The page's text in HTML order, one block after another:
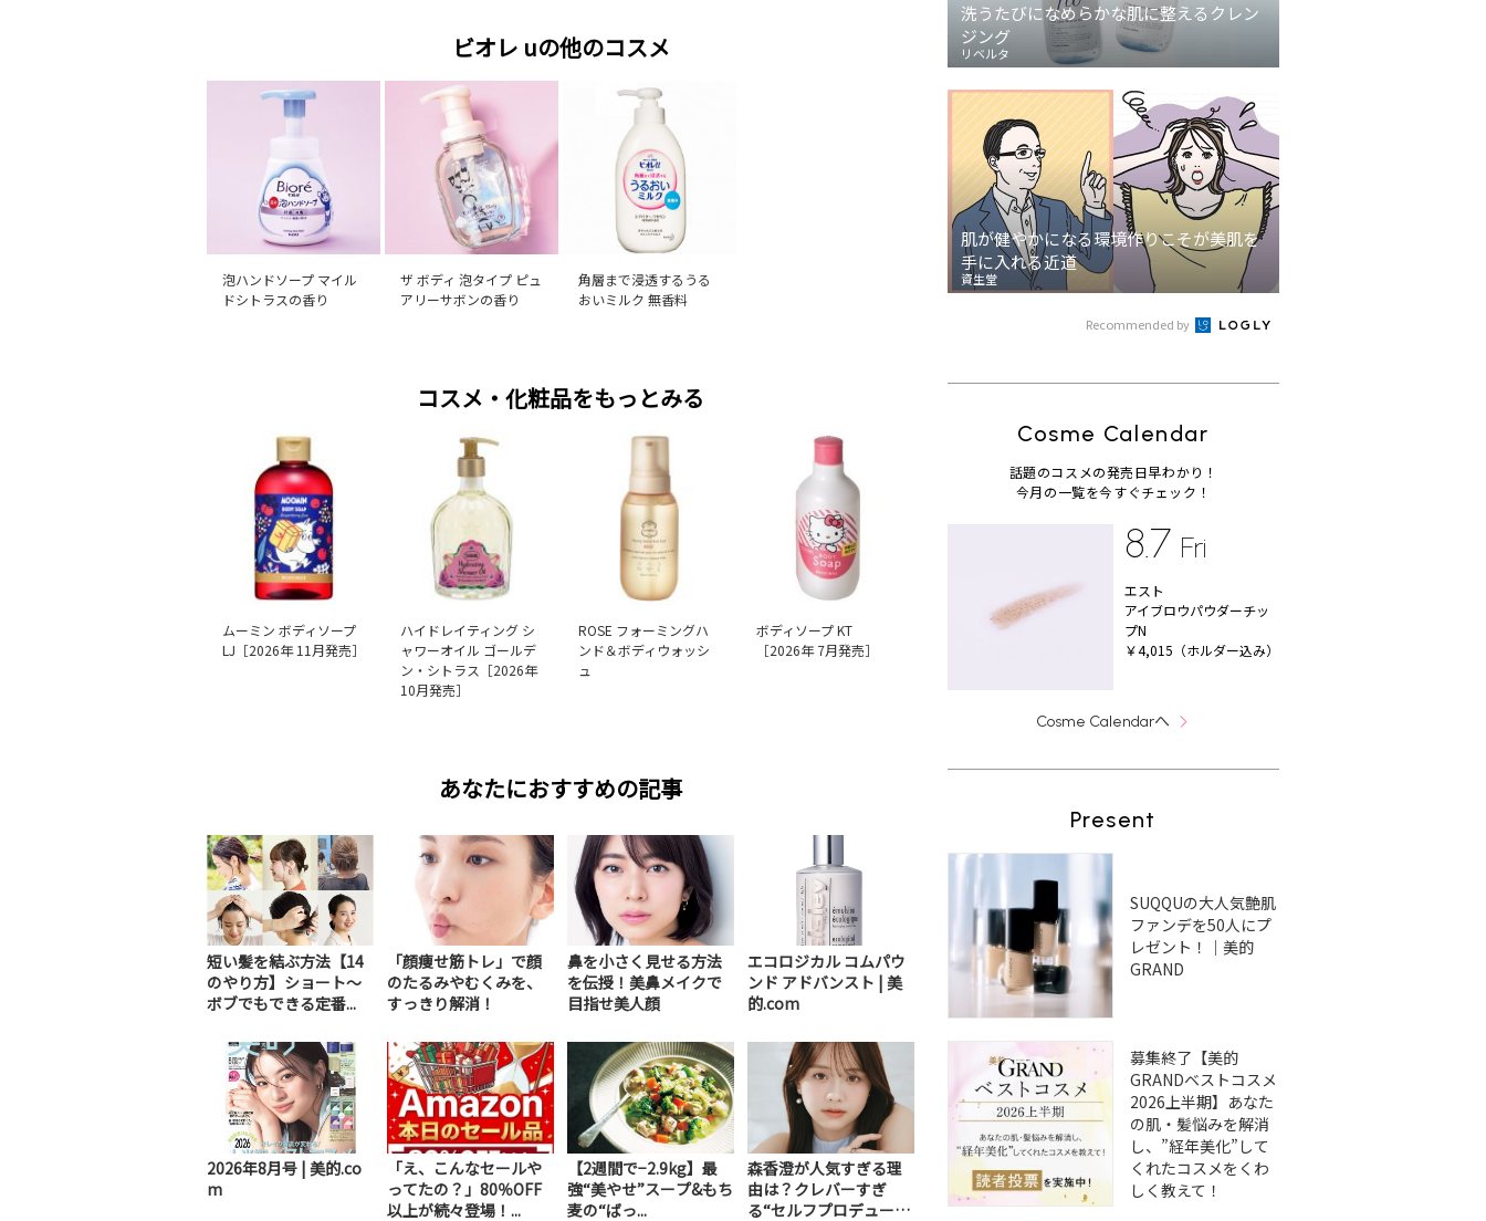
ビオレ uの他のコスメ
泡ハンドソープ マイル
ドシトラスの香り
ザ ボディ 泡タイプ ピュ
アリーサボンの香り
角層まで浸透するうる
おいミルク 無香料
コスメ・化粧品をもっとみる
ムーミン ボディソープ
LJ［2026年 11月発売］
ハイドレイティング シ
ャワーオイル ゴールデ
ン・シトラス［2026年
10月発売］
ROSE フォーミングハ
ンド＆ボディウォッシ
ュ
ボディソープ KT
［2026年 7月発売］
あなたにおすすめの記事
短い髪を結ぶ方法【14
のやり方】ショート～
ボブでもできる定番...
「顔痩せ筋トレ」で顔
のたるみやむくみを、
すっきり解消！
鼻を小さく見せる方法
を伝授！美鼻メイクで
目指せ美人顔
エコロジカル コムパウ
ンド アドバンスト | 美
的.com
2026年8月号 | 美的.co
m
「え、こんなセールや
ってたの？」80％OFF
以上が続々登場！...
【2週間で−2.9kg】最
強“美やせ”スープ&もち
麦の“ばっ...
森香澄が人気すぎる理
由は？クレバーすぎ
る“セルフプロデュー
洗うたびになめらかな肌に整えるクレン
ジング
リベルタ
肌が健やかになる環境作りこそが美肌を
手に入れる近道
資生堂
Recommended by
Cosme Calendar
話題のコスメの発売日早わかり！
今月の一覧を今すぐチェック！
8.7 Fri
エスト
アイブロウパウダーチッ
プN
￥4,015（ホルダー込み）
Cosme Calendarへ
Present
SUQQUの大人気艶肌
ファンデを50人にプ
レゼント！｜美的
GRAND
募集終了【美的
GRANDベストコスメ
2026上半期】あなた
の肌・髪悩みを解消
し、”経年美化”して
くれたコスメをくわ
しく教えて！